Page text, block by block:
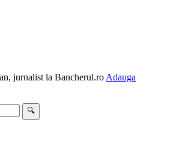
jurnalist la Bancherul.ro Adauga
🔍